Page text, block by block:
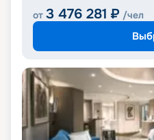
от 3 476 281 ₽ /чел